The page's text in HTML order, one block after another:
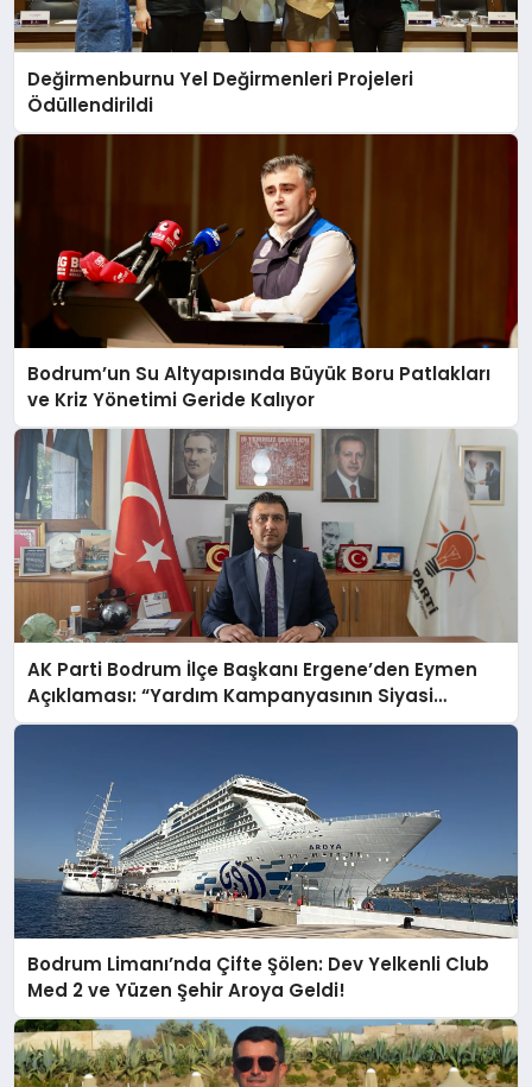
Değirmenburnu Yel Değirmenleri Projeleri
Ödüllendirildi
Bodrum’un Su Altyapısında Büyük Boru Patlakları
ve Kriz Yönetimi Geride Kalıyor
AK Parti Bodrum İlçe Başkanı Ergene’den Eymen
Açıklaması: “Yardım Kampanyasının Siyasi
Malzeme Yapılmasını Kınıyorum”
Bodrum Limanı’nda Çifte Şölen: Dev Yelkenli Club
Med 2 ve Yüzen Şehir Aroya Geldi!